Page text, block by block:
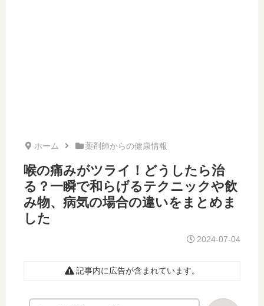
ホーム 薬剤師からの健康情報
喉の痛みがツライ！どうしたら治
る？一瞬で和らげるテクニックや飲
み物、病気の場合の違いをまとめま
した
2024-07-04
記事内に広告が含まれています。